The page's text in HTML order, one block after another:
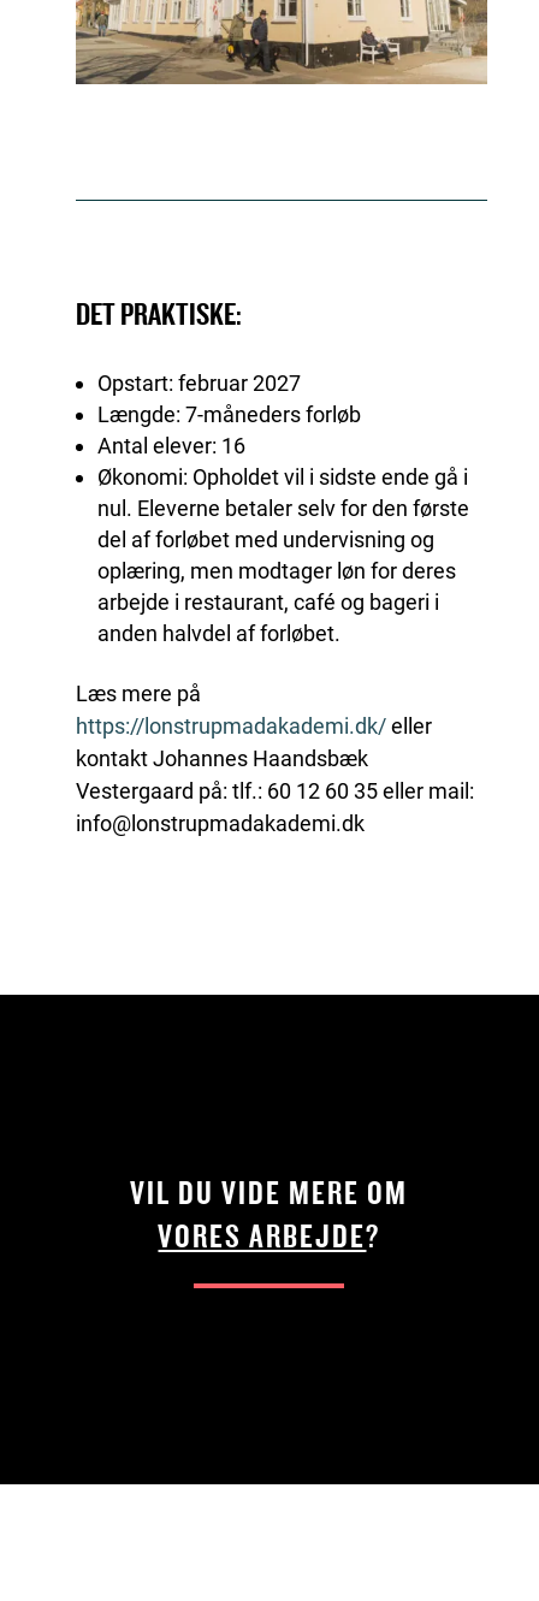
DET PRAKTISKE:
Opstart: februar 2027
Længde: 7-måneders forløb
Antal elever: 16
Økonomi: Opholdet vil i sidste ende gå i
nul. Eleverne betaler selv for den første
del af forløbet med undervisning og
oplæring, men modtager løn for deres
arbejde i restaurant, café og bageri i
anden halvdel af forløbet.
Læs mere på
https://lonstrupmadakademi.dk/eller
kontakt Johannes Haandsbæk
Vestergaard på: tlf.: 60 12 60 35 eller mail:
info@lonstrupmadakademi.dk
VIL DU VIDE MERE OM
VORES ARBEJDE?